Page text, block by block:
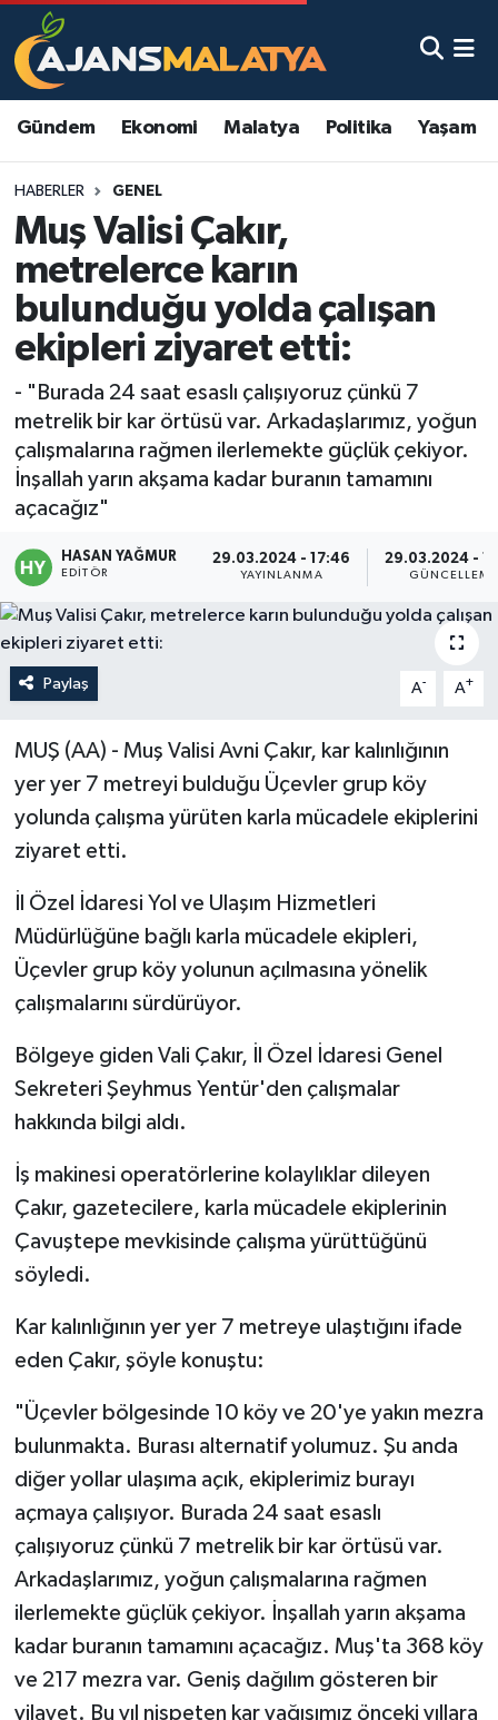
Gündem Ekonomi Malatya Politika Yaşam
HABERLER GENEL
Muş Valisi Çakır,
metrelerce karın
bulunduğu yolda çalışan
ekipleri ziyaret etti:
- "Burada 24 saat esaslı çalışıyoruz çünkü 7
metrelik bir kar örtüsü var. Arkadaşlarımız, yoğun
çalışmalarına rağmen ilerlemekte güçlük çekiyor.
İnşallah yarın akşama kadar buranın tamamını
açacağız"
HASAN YAĞMUR
EDITÖR
29.03.2024 - 17:46
YAYINLANMA
29.03.2024 -
GÜNCELLEME
Paylaş A- A+
MUŞ (AA) - Muş Valisi Avni Çakır, kar kalınlığının
yer yer 7 metreyi bulduğu Üçevler grup köy
yolunda çalışma yürüten karla mücadele ekiplerini
ziyaret etti.
İl Özel İdaresi Yol ve Ulaşım Hizmetleri
Müdürlüğüne bağlı karla mücadele ekipleri,
Üçevler grup köy yolunun açılmasına yönelik
çalışmalarını sürdürüyor.
Bölgeye giden Vali Çakır, İl Özel İdaresi Genel
Sekreteri Şeyhmus Yentür'den çalışmalar
hakkında bilgi aldı.
İş makinesi operatörlerine kolaylıklar dileyen
Çakır, gazetecilere, karla mücadele ekiplerinin
Çavuştepe mevkisinde çalışma yürüttüğünü
söyledi.
Kar kalınlığının yer yer 7 metreye ulaştığını ifade
eden Çakır, şöyle konuştu:
"Üçevler bölgesinde 10 köy ve 20'ye yakın mezra
bulunmakta. Burası alternatif yolumuz. Şu anda
diğer yollar ulaşıma açık, ekiplerimiz burayı
açmaya çalışıyor. Burada 24 saat esaslı
çalışıyoruz çünkü 7 metrelik bir kar örtüsü var.
Arkadaşlarımız, yoğun çalışmalarına rağmen
ilerlemekte güçlük çekiyor. İnşallah yarın akşama
kadar buranın tamamını açacağız. Muş'ta 368 köy
ve 217 mezra var. Geniş dağılım gösteren bir
vilayet. Bu yıl nispeten kar yağışımız önceki yıllara
Asayiş
Eğitim
Ekonomi
Gündem
Kadın
Kültür & Sanat
Magazin
Spor
Yaşam
Malatya Nöbetçi Eczaneler
Malatya Namaz Vakitleri
Malatya Trafik Yoğunluk Haritası
TFF 3.Lig 2.Grup Puan Durumu ve Fikstür
Tüm Manşetler
Son Dakika Haberleri
Haber Arşivi